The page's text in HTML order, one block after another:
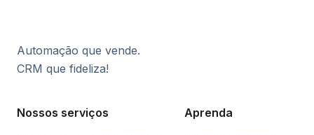
Automação que vende.
CRM que fideliza!
Nossos serviços Aprenda